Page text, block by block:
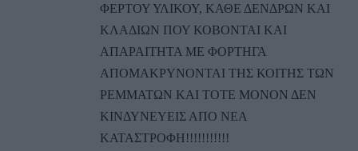
ΦΕΡΤΟΥ ΥΛΙΚΟΥ, ΚΑΘΕ ΔΕΝΔΡΩΝ ΚΑΙ
ΚΛΑΔΙΩΝ ΠΟΥ ΚΟΒΟΝΤΑΙ ΚΑΙ
ΑΠΑΡΑΙΤΗΤΑ ΜΕ ΦΟΡΤΗΓΑ
ΑΠΟΜΑΚΡΥΝΟΝΤΑΙ ΤΗΣ ΚΟΙΤΗΣ ΤΩΝ
ΡΕΜΜΑΤΩΝ ΚΑΙ ΤΟΤΕ ΜΟΝΟΝ ΔΕΝ
ΚΙΝΔΥΝΕΥΕΙΣ ΑΠΟ ΝΕΑ
ΚΑΤΑΣΤΡΟΦΗ!!!!!!!!!!!